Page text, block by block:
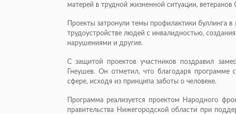
матерей в трудной жизненной ситуации,
Проекты затронули темы профилактики буллинга
трудоустройстве людей с инвалидностью,
нарушениями и другие.
С защитой проектов участников поздравил
Гнеушев. Он отметил, что благодаря программе
сфере, исходя из принципа заботы о человеке.
Программа реализуется проектом Народного
правительства Нижегородской области при